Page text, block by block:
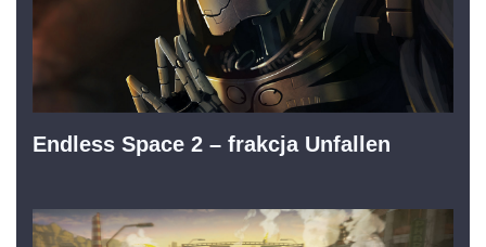
Endless Space 2 – frakcja Unfallen